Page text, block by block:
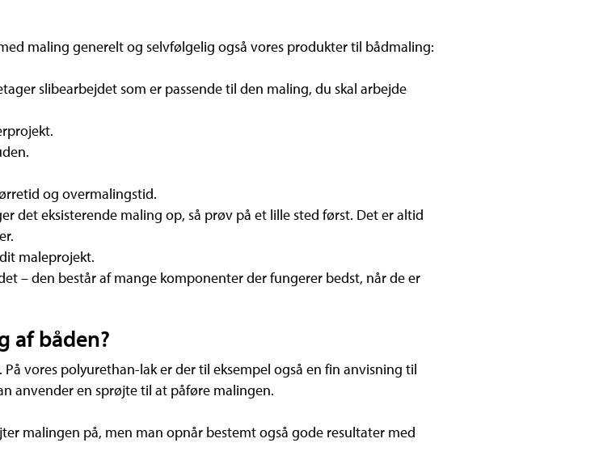
maling generelt og selvfølgelig også vores produkter til bådmaling:
slibearbejdet som er passende til den maling, du skal arbejde
og overmalingstid.
det eksisterende maling op, så prøv på et lille sted først. Det er altid
maleprojekt.
– den består af mange komponenter der fungerer bedst, når de er
af båden?
vores polyurethan-lak er der til eksempel også en fin anvisning til
anvender en sprøjte til at påføre malingen.
malingen på, men man opnår bestemt også gode resultater med